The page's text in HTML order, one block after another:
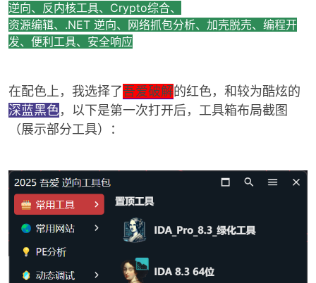
52
逆向、反内核工具、Crypto综合、
资源编辑、.NET 逆向、网络抓包分析、加壳脱売、编程开
发、便利工具、安全响应
在配色上，我选择了吾爱破解的红色，和较为酷炫的
深蓝黑色，以下是第一次打开后，工具箱布局截图
（展示部分工具）：